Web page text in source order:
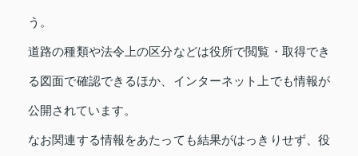
う。
道路の種類や法令上の区分などは役所で閲覧・取得でき
る図面で確認できるほか、インターネット上でも情報が
公開されています。
なお関連する情報をあたっても結果がはっきりせず、役